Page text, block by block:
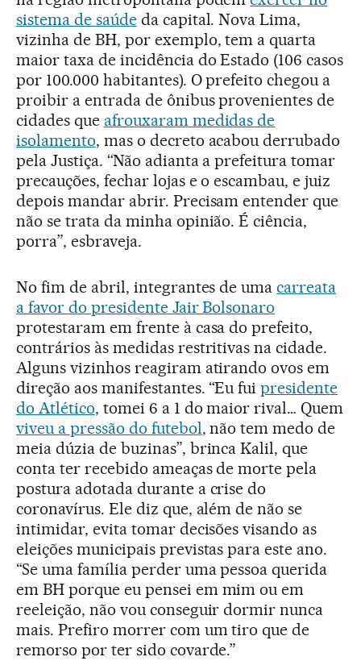
sistema de saúdeda capital. Nova Lima,
vizinha de BH, por exemplo, tem a quarta
maior taxa de incidência do Estado (106 casos
por 100.000 habitantes). O prefeito chegou a
proibir a entrada de ônibus provenientes de
cidades que afrouxaram medidas de
isolamento, mas o decreto acabou derrubado
pela Justiça. “Não adianta a prefeitura tomar
precauções, fechar lojas e o escambau, e juiz
depois mandar abrir. Precisam entender que
não se trata da minha opinião. É ciência,
porra”, esbraveja.
No fim de abril, integrantes de umacarreata
a favor do presidente Jair Bolsonaro
protestaram em frente à casa do prefeito,
contrários às medidas restritivas na cidade.
Alguns vizinhos reagiram atirando ovos em
direção aos manifestantes. “Eu fuipresidente
do Atlético, tomei 6 a 1 do maior rival… Quem
viveu a pressão do futebol, não tem medo de
meia dúzia de buzinas”, brinca Kalil, que
conta ter recebido ameaças de morte pela
postura adotada durante a crise do
coronavírus. Ele diz que, além de não se
intimidar, evita tomar decisões visando as
eleições municipais previstas para este ano.
“Se uma família perder uma pessoa querida
em BH porque eu pensei em mim ou em
reeleição, não vou conseguir dormir nunca
mais. Prefiro morrer com um tiro que de
remorso por ter sido covarde.”